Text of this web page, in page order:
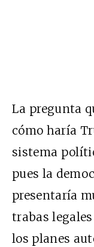
La pregunta
cómo haría
sistema
pues la
presentaría
trabas
los planes